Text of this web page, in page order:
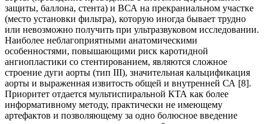
защиты, баллона, стента) и ВСА на прекраниальном участке
(место установки фильтра), которую иногда бывает трудно
или невозможно получить при ультразвуковом исследовании.
Наиболее неблагоприятными анатомическими
особенностями, повышающими риск каротидной
ангиопластики со стентированием, являются сложное
строение дуги аорты (тип III), значительная кальцификация
аорты и выраженная извитость общей и внутренней СА [8].
Приоритет отдается мультиспиральной КТА как более
информативному методу, практически не имеющему
артефактов и позволяющему за одно болюсное введение